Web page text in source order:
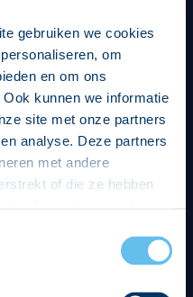
gebruiken we cookies
om
en om ons
kunnen we informatie
site met onze partners
analyse. Deze partners
met andere
of die ze hebben
Je kunt je toestemming
pagina.